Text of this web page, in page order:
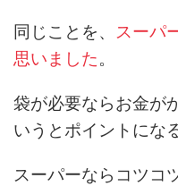
同じことを、 スーパ
思いました。
袋が必要ならお金が
いうとポイントにな
スーパーならコツコ